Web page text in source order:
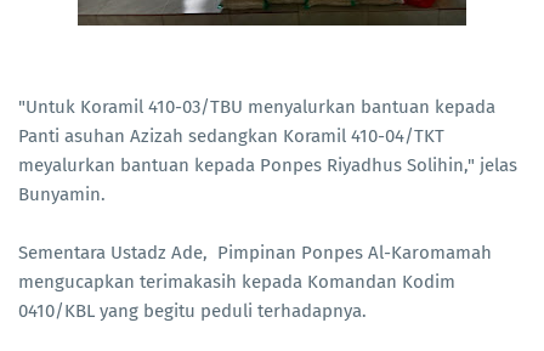
"Untuk Koramil 410-03/TBU menyalurkan bantuan kepada
Panti asuhan Azizah sedangkan Koramil 410-04/TKT
meyalurkan bantuan kepada Ponpes Riyadhus Solihin," jelas
Bunyamin.
Sementara Ustadz Ade, Pimpinan Ponpes Al-Karomamah
mengucapkan terimakasih kepada Komandan Kodim
0410/KBL yang begitu peduli terhadapnya.